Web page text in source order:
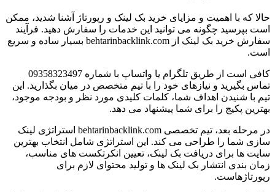
حالا که با اهمیت و مزایای خرید بک لینک و رپورتاژ آشنا شدید، ممکن
است بپرسید چگونه می توانید این خدمات را سفارش دهید. فرآیند
سفارش خرید بک لینک از behtarinbacklink.com بسیار ساده و سریع
است.
کافی است از طریق تلگرام یا واتساپ با شماره 09358323497
تماس بگیرید و نیازهای خود را با تیم متخصص در میان بگذارید. این
تیم با شنیدن اهداف شما، کلمات کلیدی مورد نظر و بودجه موجود،
بهترین پکیج را برای شما پیشنهاد می دهد.
در مرحله بعد، تیم تخصصی behtarinbacklink.com استراتژی لینک
سازی شما را طراحی می کند. این استراتژی شامل انتخاب بهترین
سایت ها برای دریافت بک لینک، تعیین انکرتکست های مناسب،
زمان بندی انتشار بک لینک ها و تولید محتوای لازم برای
رپورتاژهاست.